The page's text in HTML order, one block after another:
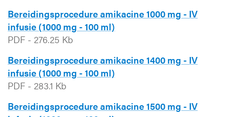
Bereidingsprocedure amikacine 1000 mg - IV
infusie (1000 mg - 100 ml)
PDF - 276.25 Kb
Bereidingsprocedure amikacine 1400 mg - IV
infusie (1000 mg - 100 ml)
PDF - 283.1 Kb
Bereidingsprocedure amikacine 1500 mg - IV